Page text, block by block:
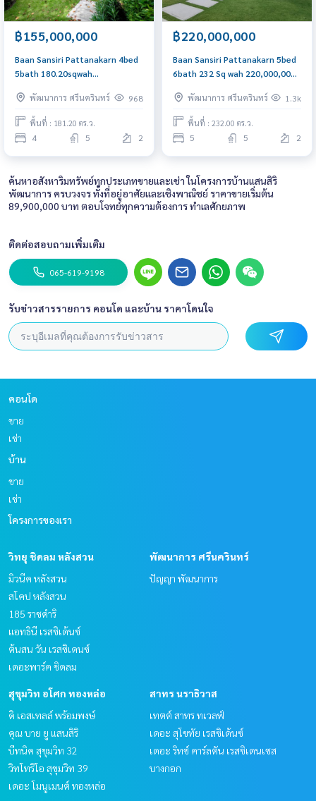
฿155,000,000
ฺBaan Sansiri Pattanakarn 4bed
5bath 180.20sqwah
0656199198
พัฒนาการ ศรีนครินทร์ 968
พื้นที่ : 181.20 ตร.ว.
4 5 2
฿220,000,000
Baan Sansiri Pattanakarn 5bed
6bath 232 Sq wah 220,000,000
พัฒนาการ ศรีนครินทร์
1.3k
พื้นที่ : 232.00 ตร.ว.
5 5 2
ค้นหาอสังหาริมทรัพย์ทุกประเภทขายและเช่า ในโครงการบ้านแสนสิริ
พัฒนาการ ครบวงจร ทั้งที่อยู่อาศัยและเชิงพาณิชย์ ราคาขายเริ่มต้น
89,900,000 บาท ตอบโจทย์ทุกความต้องการ ทำเลศักยภาพ
ติดต่อสอบถามเพิ่มเติม
065-619-9198
รับข่าวสารรายการ คอนโด และบ้าน ราคาโดนใจ
คอนโด
ขาย
เช่า
บ้าน
ขาย
เช่า
โครงการของเรา
วิทยุ ชิดลม หลังสวน
มิวนีค หลังสวน
สโคป หลังสวน
185 ราชดำริ
แอทธินี เรสซิเด้นซ์
ต้นสน วัน เรสซิเดนซ์
เดอะพาร์ค ชิดลม
พัฒนาการ ศรีนครินทร์
ปัญญา พัฒนาการ
สุขุมวิท อโศก ทองหล่อ
ดิ เอสเทลล์ พร้อมพงษ์
คุณ บาย ยู แสนสิริ
บีทนิค สุขุมวิท 32
วิทโทริโอ สุขุมวิท 39
เดอะ โมนูเมนต์ ทองหล่อ
สาทร นราธิวาส
เทตต์ สาทร ทเวลฟ์
เดอะ สุโขทัย เรสซิเด้นซ์
เดอะ ริทซ์ คาร์ลตัน เรสซิเดนเซส
บางกอก